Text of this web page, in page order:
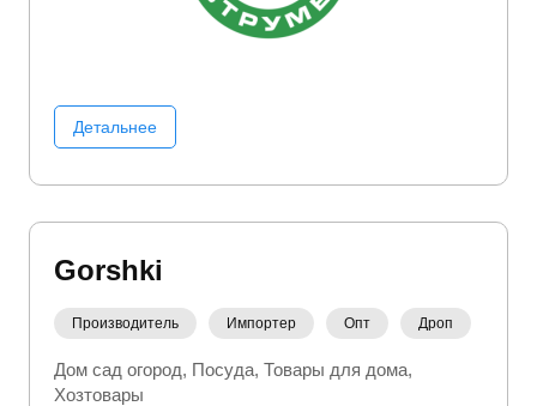
Детальнее
Gorshki
Производитель Импортер Опт Дроп
Дом сад огород Посуда Товары для дома
Хозтовары